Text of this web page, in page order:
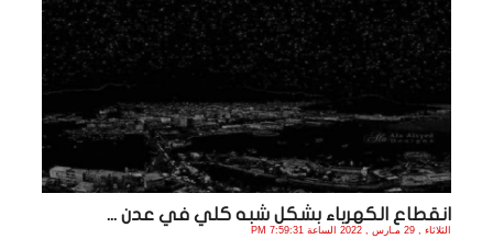
انقطاع الكهرباء بشكل شبه كلي في عدن ...
الثلاثاء , 29 مـارس , 2022 الساعة 7:59:31 PM